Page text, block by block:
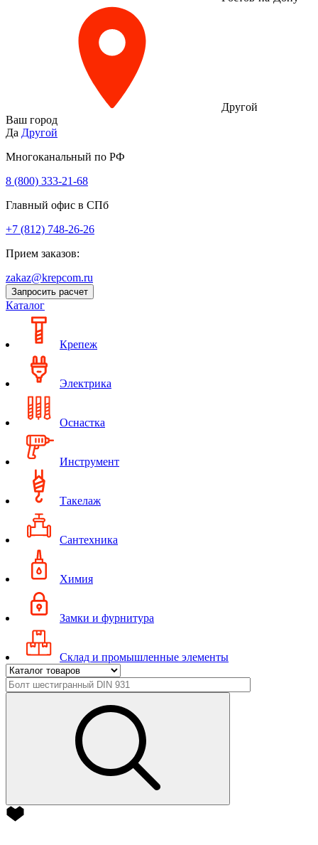
Другой
Ваш город
Да Другой
Многоканальный по РФ
8 (800) 333‑21-68
Главный офис в СПб
+7 (812) 748-26-26
Прием заказов:
zakaz@krepcom.ru
Запросить расчет
Каталог
Крепеж
Электрика
Оснастка
Инструмент
Такелаж
Сантехника
Химия
Замки и фурнитура
Склад и промышленные элементы